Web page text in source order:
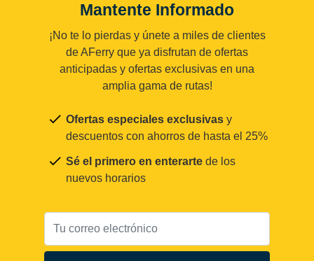
Mantente Informado
¡No te lo pierdas y únete a miles de clientes
de AFerry que ya disfrutan de ofertas
anticipadas y ofertas exclusivas en una
amplia gama de rutas!
Ofertas especiales exclusivas y
descuentos con ahorros de hasta el 25%
Sé el primero en enterarte de los
nuevos horarios